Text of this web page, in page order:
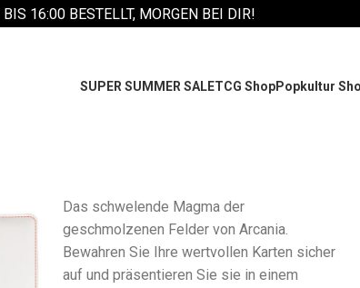
BIS 16:00 BESTELLT, MORGEN BEI DIR!
SUPER SUMMER SALETCG ShopPopkultur
Das schwelende Magma der
geschmolzenen Felder von Arcania.
Bewahren Sie Ihre wertvollen Karten sicher
auf und präsentieren Sie sie in einem